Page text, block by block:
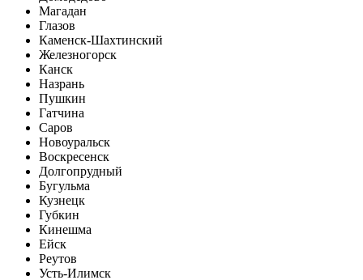
Магадан
Глазов
Каменск-Шахтинский
Железногорск
Канск
Назрань
Пушкин
Гатчина
Саров
Новоуральск
Воскресенск
Долгопрудный
Бугульма
Кузнецк
Губкин
Кинешма
Ейск
Реутов
Усть-Илимск